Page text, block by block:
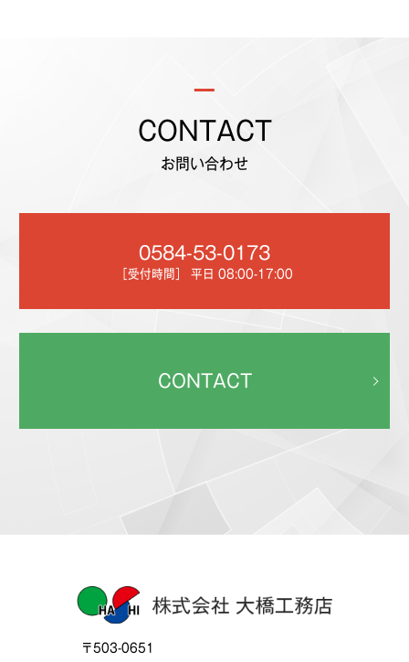
CONTACT
お問い合わせ
0584-53-0173
［受付時間］ 平日 08:00-17:00
CONTACT
〒503-0651